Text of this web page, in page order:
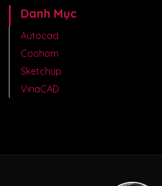
Danh Mục
Autocad
Coohom
Sketchup
VinaCAD